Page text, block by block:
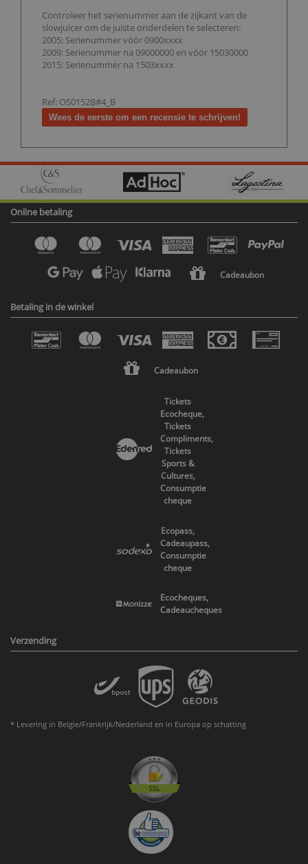
Controleer het serienummer aan de zijkant van de
slowjuicer om de juiste onderdelen te selecteren:
2005: Serienummer vóór 0900xxxx
2009: Serienummer na 09000000 en vóór 15030000
2015: Serienummer na 1503xxxx
Ref: OS0152B#4_B
Wees de eerste om een recensie te schrijven!
Online betaling
Cadeaubon
Betaling in de winkel
Cadeaubon
Tickets
Ecocheque,
Tickets
Compliments,
Tickets
Sports &
Cultures,
Consumptie
cheque
Ecopass,
Cadeaupass,
Consumptie
cheque
Ecocheques,
Cadeaucheques
Verzending
* Levering in Belgie/Frankrijk/Nederland en in Europa op schatting